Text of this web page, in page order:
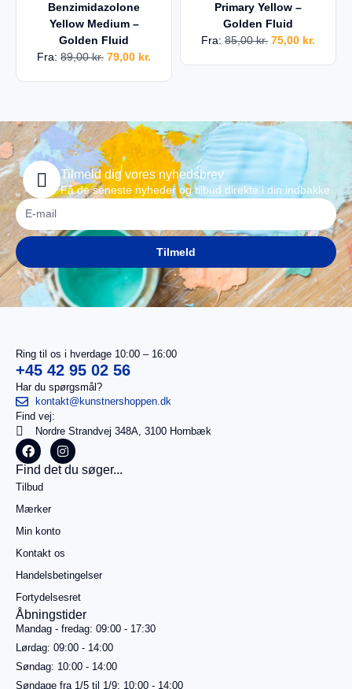
I
alt
0,00kr.
Køb for
499,00kr.
mere for
gratis
betaling
kurv
Benzimidazolone
Yellow Medium –
Golden Fluid
Fra: 89,00kr. 79,00 kr.
Primary Yellow –
Golden Fluid
Fra: 85,00kr. 75,00 kr.
Tilmeld dig vores nyhedsbrev
Få de seneste nyheder og tilbud direkte i din indbakke
Tilmeld
Ring til os i hverdage 10:00 – 16:00
+45 42 95 02 56
Har du spørgsmål?
kontakt@kunstnershoppen.dk
Find vej:
Nordre Strandvej 348A, 3100 Hornbæk
Find det du søger...
Tilbud
Mærker
Min konto
Kontakt os
Handelsbetingelser
Fortydelsesret
Åbningstider
Mandag - fredag: 09:00 - 17:30
Lørdag: 09:00 - 14:00
Søndag: 10:00 - 14:00
Søndage fra 1/5 til 1/9: 10:00 - 14:00